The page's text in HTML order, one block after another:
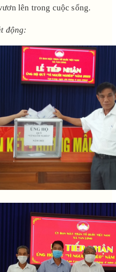
lên trong cuộc sống.
động: